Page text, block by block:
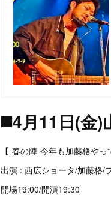
◼️4月11日(金)
【-春の陣-今年も加藤格やっ
出演 : 西広ショータ/加藤格/
開場19:00/開演19:30